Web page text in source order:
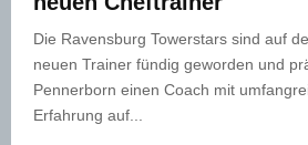
Die Ravensburg Towerstars sind auf
neuen Trainer fündig geworden und
Pennerborn einen Coach mit
Erfahrung auf...